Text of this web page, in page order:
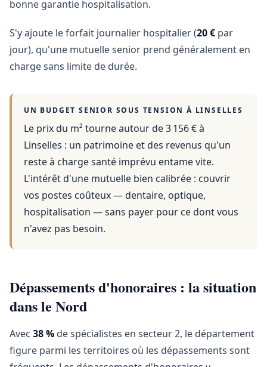
bonne garantie hospitalisation.
S'y ajoute le forfait journalier hospitalier (20 € par
jour), qu'une mutuelle senior prend généralement en
charge sans limite de durée.
UN BUDGET SENIOR SOUS TENSION À LINSELLES
Le prix du m² tourne autour de 3 156 €à
Linselles : un patrimoine et des revenus qu'un
reste à charge santé imprévu entame vite.
L'intérêt d'une mutuelle bien calibrée : couvrir
vos postes coûteux — dentaire, optique,
hospitalisation — sans payer pour ce dont vous
n'avez pas besoin.
Dépassements d'honoraires : la situation
dans le Nord
Avec 38 % de spécialistes en secteur 2, le département
figure parmi les territoires où les dépassements sont